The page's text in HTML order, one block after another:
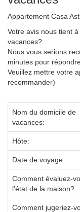
Appartement Casa
Votre avis nous tient
vacances?
Nous vous serions
minutes pour
Veuillez mettre votre
recommander)
Nom du domicile de
vacances:
Hôte:
Date de voyage:
Comment évaluez-
l'état de la maison?
Comment jugeriez-